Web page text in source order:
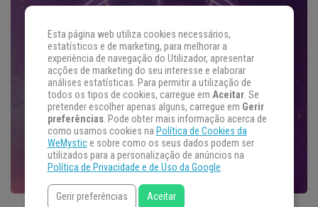
Esta página web utiliza cookies necessários,
estatísticos e de marketing, para melhorar a
experiência de navegação do Utilizador, apresentar
acções de marketing do seu interesse e elaborar
análises estatísticas. Para permitir a utilização de
todos os tipos de cookies, carregue em Aceitar. Se
pretender escolher apenas alguns, carregue em Gerir
preferências. Pode obter mais informação acerca de
como usamos cookies na Política de Cookies da
WeMystice sobre como os seus dados podem ser
utilizados para a personalização de anúncios na
Política de Privacidade e de Uso da Google.
Gerir preferências Aceitar